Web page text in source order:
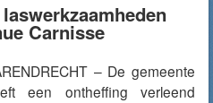
Carnisse
– De gemeente
een ontheffing verleend